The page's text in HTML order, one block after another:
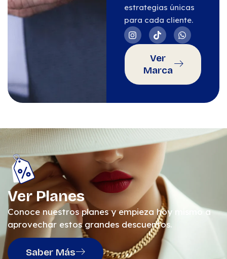
estrategias únicas
para cada cliente.
Ver
Marca
Ver Planes
Conoce nuestros planes y empieza hoy mismo a
aprovechar estos grandes descuentos.
Saber Más